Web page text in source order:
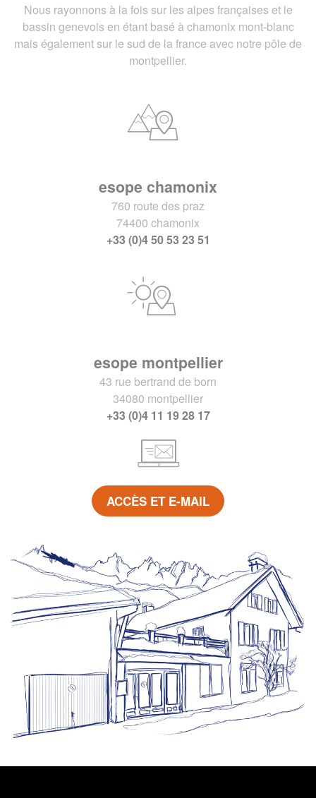
Nous rayonnons à la fois sur les alpes françaises et le
bassin genevois en étant basé à chamonix mont-blanc
mais également sur le sud de la france avec notre pôle de
montpellier.
esope chamonix
760 route des praz
74400 chamonix
+33 (0)4 50 53 23 51
esope montpellier
43 rue bertrand de born
34080 montpellier
+33 (0)4 11 19 28 17
ACCÈS ET E-MAIL